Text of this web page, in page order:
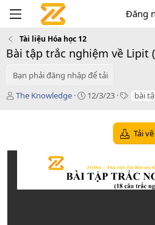
Đăng
Tài liệu Hóa học 12
Bài tập trắc nghiệm về Lipit
Bạn phải đăng nhập để tải
T
ả
The Knowledge
C
n
d
12/3/23
T bài
Tải về